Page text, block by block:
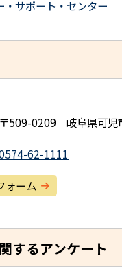
・サポート・センター
〒509-0209 岐阜県可児
62-1111
ォーム
するアンケート